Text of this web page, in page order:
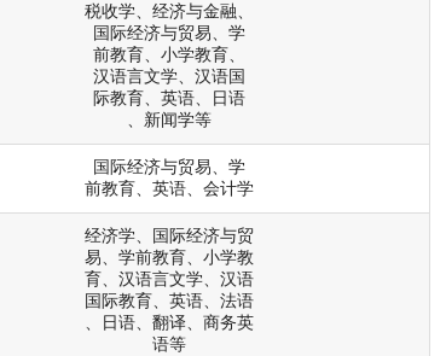
税收学、经济与金融、
国际经济与贸易、学
前教育、小学教育、
汉语言文学、汉语国
际教育、英语、日语
、新闻学等
国际经济与贸易、学
前教育、英语、会计学
经济学、国际经济与贸
易、学前教育、小学教
育、汉语言文学、汉语
国际教育、英语、法语
、日语、翻译、商务英
语等